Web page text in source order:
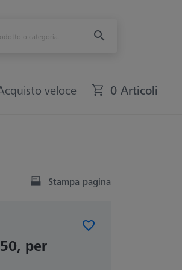
veloce 0 Articoli
Stampa pagina
per